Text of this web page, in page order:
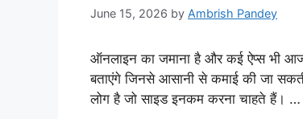
June 15, 2026 by Ambrish Pandey
ऑनलाइन का जमाना है और कई ऐप्स भी आज
बताएंगे जिनसे आसानी से कमाई की जा
लोग है जो साइड इनकम करना चाहते हैं। …